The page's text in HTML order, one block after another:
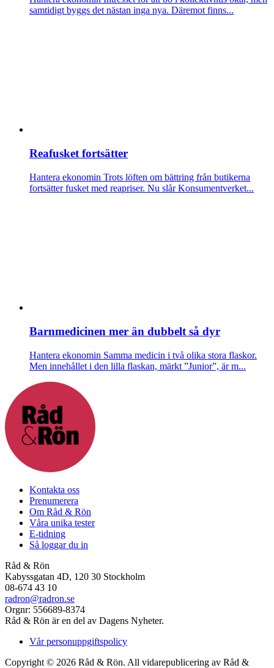
samtidigt byggs det nästan inga nya. Däremot finns...
Reafusket fortsätter
Hantera ekonomin Trots löften om bättring från butikerna
fortsätter fusket med reapriser. Nu slår Konsumentverket...
Barnmedicinen mer än dubbelt så dyr
Hantera ekonomin Samma medicin i två olika stora flaskor.
Men innehållet i den lilla flaskan, märkt ”Junior”, är m...
Kontakta oss
Prenumerera
Om Råd & Rön
Våra unika tester
E-tidning
Så loggar du in
Råd & Rön
Kabyssgatan 4D, 120 30 Stockholm
08-674 43 10
radron@radron.se
Orgnr: 556689-8374
Råd & Rön är en del av Dagens Nyheter.
Vår personuppgiftspolicy
Copyright © 2026 Råd & Rön. All vidarepublicering av Råd &